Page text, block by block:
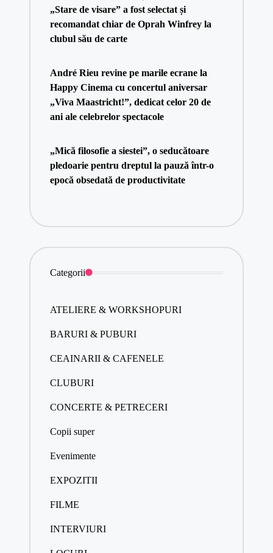
„Stare de visare” a fost selectat și
recomandat chiar de Oprah Winfrey la
clubul său de carte
André Rieu revine pe marile ecrane la
Happy Cinema cu concertul aniversar
„Viva Maastricht!”, dedicat celor 20 de
ani ale celebrelor spectacole
„Mică filosofie a siestei”, o seducătoare
pledoarie pentru dreptul la pauză într-o
epocă obsedată de productivitate
Categorii
ATELIERE & WORKSHOPURI
BARURI & PUBURI
CEAINARII & CAFENELE
CLUBURI
CONCERTE & PETRECERI
Copii super
Evenimente
EXPOZITII
FILME
INTERVIURI